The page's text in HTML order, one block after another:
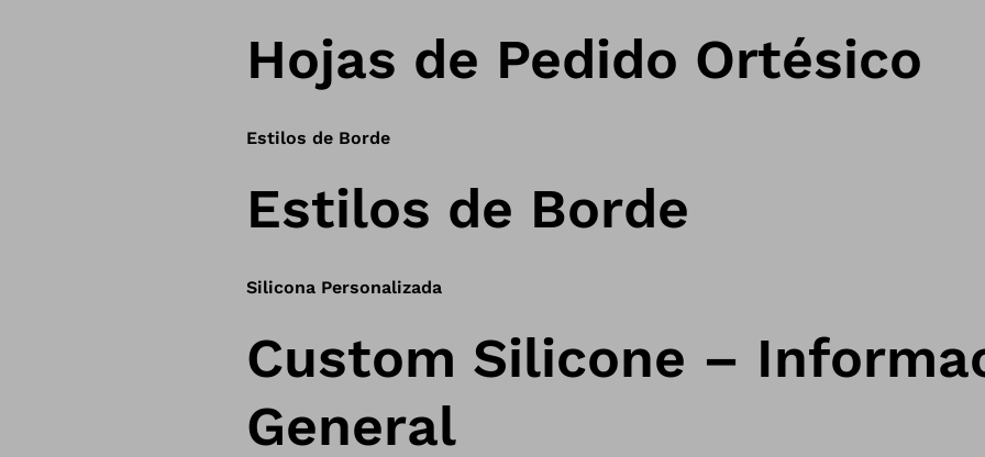
Hojas de Pedido Ortésico
Estilos de Borde
Estilos de Borde
Silicona Personalizada
Custom Silicone –
General